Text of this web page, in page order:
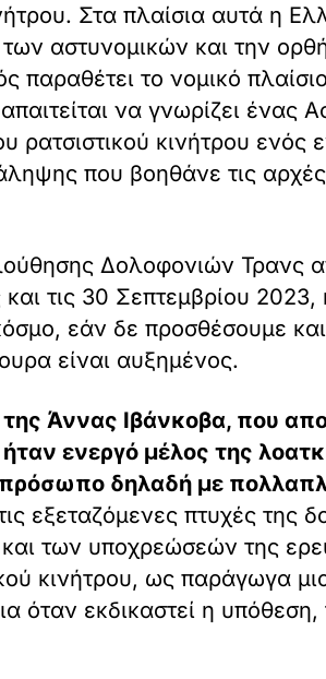
Στα πλαίσια αυτά η
αστυνομικών και την ορθή
το νομικό
να γνωρίζει ένας
ρατσιστικού κινήτρου ενός
που βοηθάνε τις
Δολοφονιών
τις 30 Σεπτεμβρίου
εάν δε προσθέσουμε και
είναι αυξημένος.
Άννας Ιβάνκοβα, που
ενεργό μέλος της
δηλαδή με
εξεταζόμενες πτυχές της
των υποχρεώσεών της
κινήτρου, ως παράγωγα
όταν εκδικαστεί η